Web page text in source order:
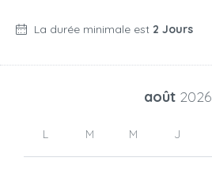
La durée minimale est 2 Jours
août 2026
L M M J